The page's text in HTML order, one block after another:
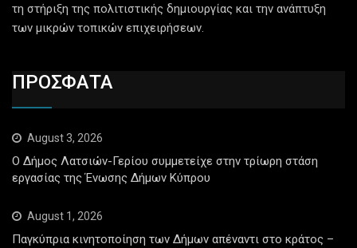
τη στήριξη της πολιτιστικής δημιουργίας και την ανάπτυξη
των μικρών τοπικών επιχειρήσεων.
ΠΡΟΣΦΑΤΑ
August 3, 2026
Ο Δήμος Λατσιών-Γερίου συμμετείχε στην τρίωρη στάση
εργασίας της Ένωσης Δήμων Κύπρου
August 1, 2026
Παγκύπρια κινητοποίηση των Δήμων απέναντι στο κράτος –